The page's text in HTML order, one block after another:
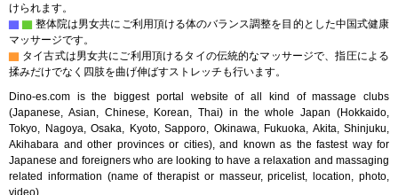
けられます。
▇ ▇ 整体院は男女共にご利用頂ける体のバランス調整を目的とした中国式健康
マッサージです。
▇ タイ古式は男女共にご利用頂けるタイの伝統的なマッサージで、指圧による
揉みだけでなく四肢を曲げ伸ばすストレッチも行います。
Dino-es.com is the biggest portal website of all kind of massage clubs
(Japanese, Asian, Chinese, Korean, Thai) in the whole Japan (Hokkaido,
Tokyo, Nagoya, Osaka, Kyoto, Sapporo, Okinawa, Fukuoka, Akita, Shinjuku,
Akihabara and other provinces or cities), and known as the fastest way for
Japanese and foreigners who are looking to have a relaxation and massaging
related information (name of therapist or masseur, pricelist, location, photo,
video).